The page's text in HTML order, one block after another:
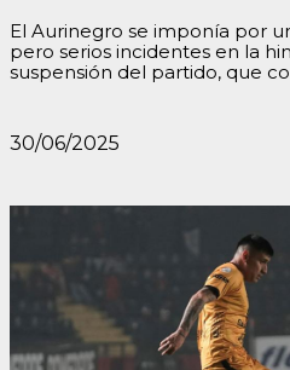
El Aurinegro se imponía por
pero serios incidentes en la
suspensión del partido, que
30/06/2025